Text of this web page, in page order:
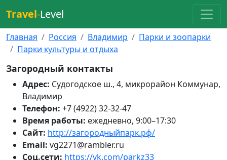
Travel-Level
Главная Россия Владимир
Парки и зоопарки
Парки культуры и отдыха
Загородный контакты
Адрес: Судогодское ш., 4, микрорайон Коммунар,
Владимир
Телефон: +7 (4922) 32-32-47
Время работы: ежедневно, 9:00–17:30
Сайт: http://загородныйпарк.рф/
Email: vg2271@rambler.ru
Соц.сети: https://vk.com/parkz33